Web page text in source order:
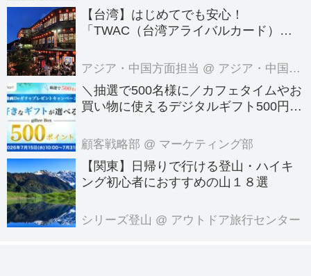
【台湾】はじめてでも安心！
「TWAC（台湾アライバルカード）」
アジア・中国方面担当 @ アジア・中国旅行センター
＼抽選で500名様に／カフェタイムやお
買い物に使えるデジタルギフト500円分
顧客戦略部 @ マーケティング部
【関東】日帰りで行ける登山・ハイキ
ング初心者におすすめの山１８選
シリーズ登山 @ アウトドア旅行センター